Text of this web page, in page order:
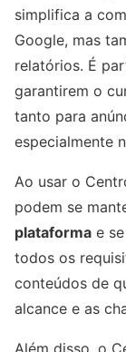
simplifica a
Google, mas
relatórios. É
garantirem o
tanto para
especialmente
Ao usar o
podem se
plataforma e
todos os
conteúdos de
alcance e as